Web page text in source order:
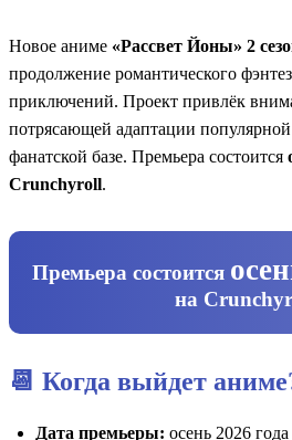
Новое аниме «Рассвет Йоны» 2
продолжение романтического
приключений. Проект привлёк
потрясающей адаптации
фанатской базе. Премьера состоится
Crunchyroll.
Премьера состоится
на
📆 Когда выйдет
Дата премьеры: осень 2026